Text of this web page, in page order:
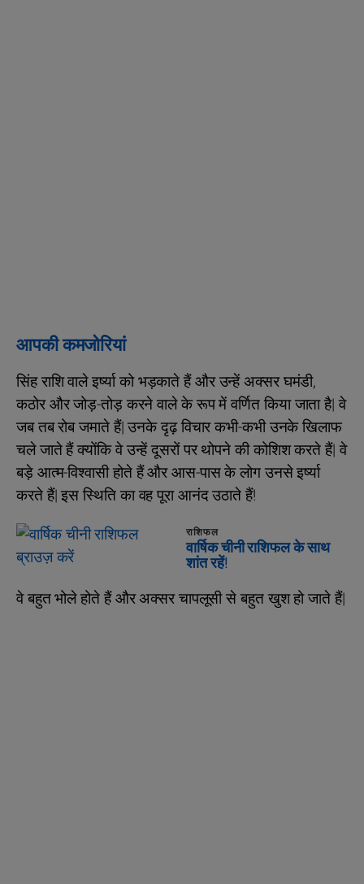
आपकी कमजोरियां
सिंह राशि वाले इर्ष्या को भड़काते हैं और उन्हें अक्सर घमंडी,
कठोर और जोड़-तोड़ करने वाले के रूप में वर्णित किया जाता है| वे
जब तब रोब जमाते हैं| उनके दृढ़ विचार कभी-कभी उनके खिलाफ
चले जाते हैं क्योंकि वे उन्हें दूसरों पर थोपने की कोशिश करते हैं| वे
बड़े आत्म-विश्वासी होते हैं और आस-पास के लोग उनसे इर्ष्या
करते हैं| इस स्थिति का वह पूरा आनंद उठाते हैं!
राशिफल
वार्षिक चीनी राशिफल के साथ
शांत रहें!
वे बहुत भोले होते हैं और अक्सर चापलूसी से बहुत खुश हो जाते हैं|